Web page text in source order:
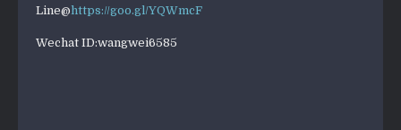
Line@https://goo.gl/YQWmcF
Wechat ID:wangwei6585